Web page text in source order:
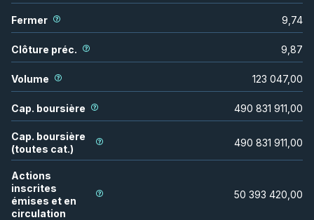
Fermer 9,74
Clôture préc. 9,87
Volume 123 047,00
Cap. boursière 490 831 911,00
Cap. boursière
(toutes cat.)
490 831 911,00
Actions
inscrites
émises et en
circulation
50 393 420,00